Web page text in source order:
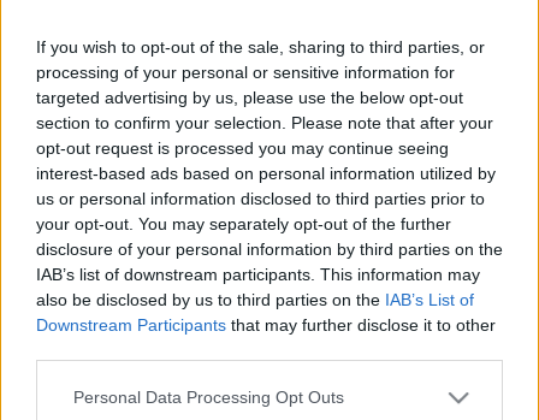
If you wish to opt-out of the sale, sharing to third parties, or
processing of your personal or sensitive information for
targeted advertising by us, please use the below opt-out
section to confirm your selection. Please note that after your
opt-out request is processed you may continue seeing
interest-based ads based on personal information utilized by
us or personal information disclosed to third parties prior to
your opt-out. You may separately opt-out of the further
disclosure of your personal information by third parties on the
IAB’s list of downstream participants. This information may
also be disclosed by us to third parties on the IAB’s List of
Downstream Participants that may further disclose it to other
Please note that this website/app uses one or more Google
Personal Data Processing Opt Outs
- Péntek délután a DVTK egyik utánpótlás
csapatának játékosa az egyik gyakorlatot követően
minden előzmény nélkül elájult és összeesett a
konditeremben -elevenítette fel az eseményeket
Fogarasi Zoltán, a DVTK LSA igazgatója advtk.eu
nak, aki úgyszintén az épületben tartózkodott.- A
stábtagok azonnal jelezték a problémát a
fizitoerapeutáknak. Tóth Aliz és Vályi-Nagy Eszter,
amikor látták, hogy nagy a baj, egyből tárcsázták a
112-es segélyhívó számot, és a diszpécser
gyorsan megérkeztek, és eszméletlen, de stabil